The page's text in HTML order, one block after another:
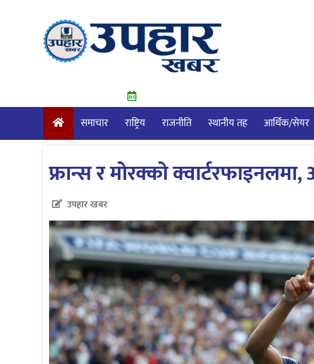
समाचार राष्ट्रिय राजनीति स्थानीय तह आर्थिक/सेयर
फ्रान्स र मोरक्को क्वार्टरफाइनलमा,
उपहार खबर